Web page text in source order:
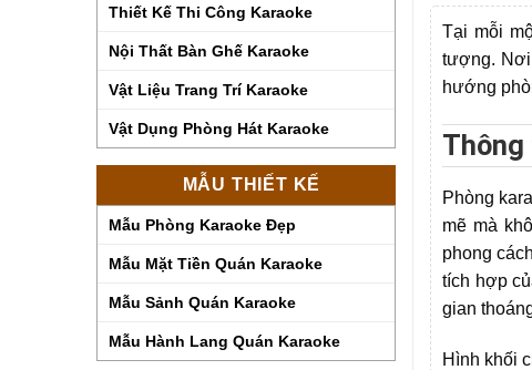
Thiết Kế Thi Công Karaoke
Nội Thất Bàn Ghế Karaoke
Vật Liệu Trang Trí Karaoke
Vật Dụng Phòng Hát Karaoke
MẪU THIẾT KẾ
Mẫu Phòng Karaoke Đẹp
Mẫu Mặt Tiền Quán Karaoke
Mẫu Sảnh Quán Karaoke
Mẫu Hành Lang Quán Karaoke
Tại mỗi
tượng. Nơi
hướng
Thông
Phòng
mẽ mà
phong
tích hợp
gian
Hình khối